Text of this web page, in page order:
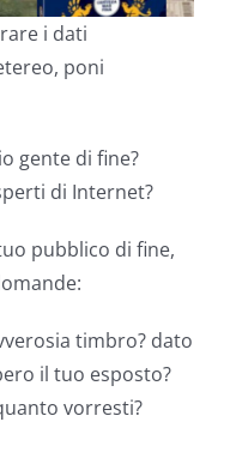
i dati
poni
gente di fine?
di Internet?
pubblico di fine,
timbro? dato
il tuo esposto?
vorresti?